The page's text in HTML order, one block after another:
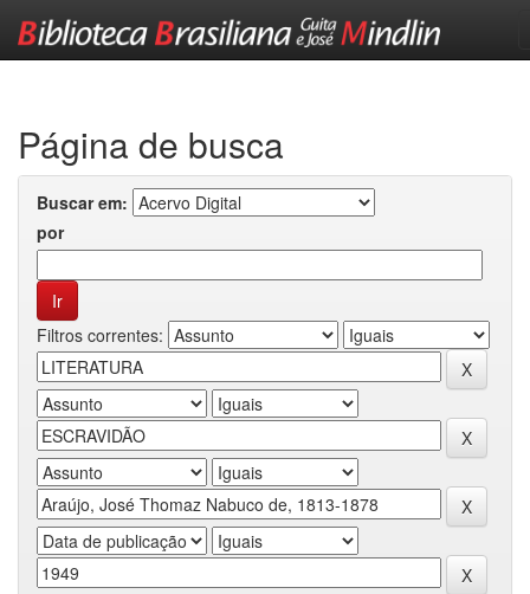
Página de busca
Buscar em:
por
Filtros correntes: